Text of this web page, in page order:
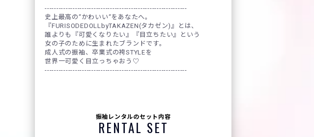
-------------------------------------------------------------
史上最高の“かわいい“をあなたへ。
『FURISODEDOLLbyTAKAZEN(タカゼン)』とは、
誰よりも『可愛くなりたい』『目立ちたい』という
女の子のために生まれたブランドです。
成人式の振袖、卒業式の袴STYLEを
世界一可愛く目立っちゃおう♡
-------------------------------------------------------------
振袖レンタルのセット内容
RENTAL SET